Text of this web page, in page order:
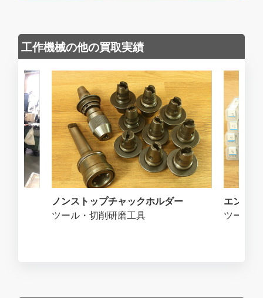
工作機械の他の買取実績
ノンストップチャックホルダー
ツール・切削研磨工具
エンド
ツール